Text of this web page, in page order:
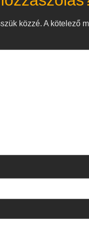
közzé. A kötelező